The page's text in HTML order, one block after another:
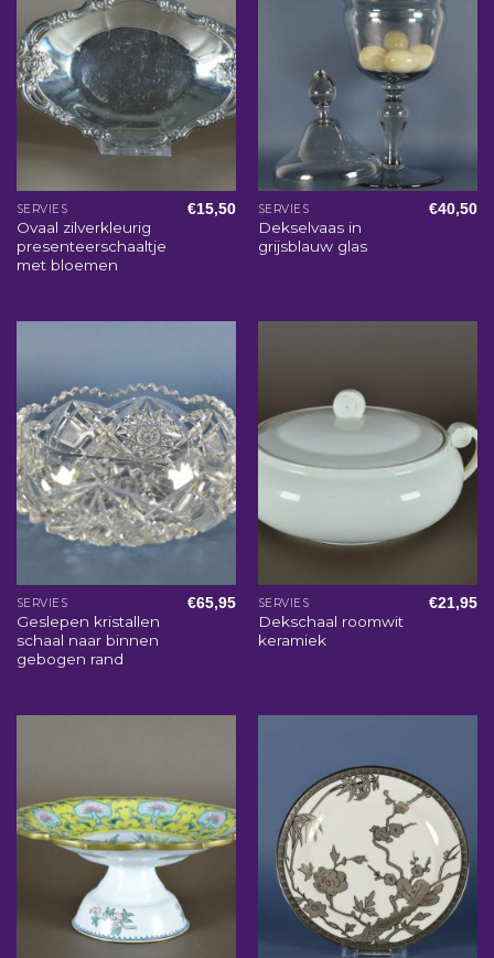
SERVIES
Ovaal zilverkleurig
presenteerschaaltje
met bloemen
€15,50 SERVIES
Dekselvaas in
grijsblauw glas
€40,50
SERVIES
Geslepen kristallen
schaal naar binnen
gebogen rand
€65,95 SERVIES
Dekschaal roomwit
keramiek
€21,95